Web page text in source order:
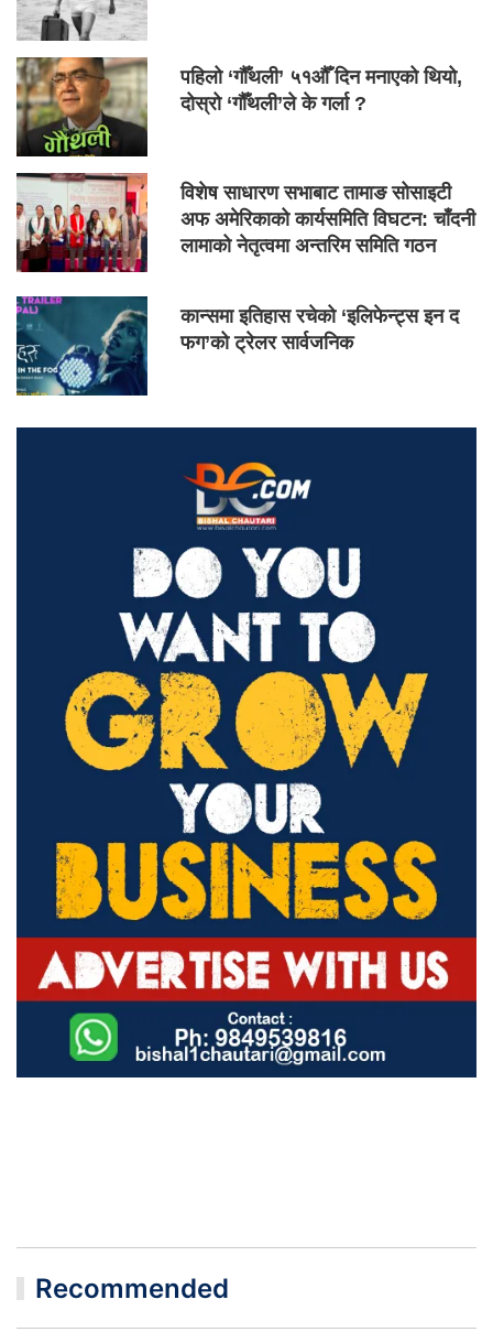
पहिलो ‘गौँथली’ ५१औँ दिन मनाएको थियो,
दोस्रो ‘गौँथली’ले के गर्ला ?
विशेष साधारण सभाबाट तामाङ सोसाइटी
अफ अमेरिकाको कार्यसमिति विघटन: चाँदनी
लामाको नेतृत्वमा अन्तरिम समिति गठन
कान्समा इतिहास रचेको ‘इलिफेन्ट्स इन द
फग’को ट्रेलर सार्वजनिक
Recommended